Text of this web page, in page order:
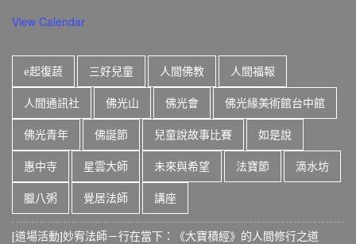
View Calendar
e起復蔬 三好兒童 人間佛教 人間福報
人間通訊社 佛光山 佛光會 佛光緣美術館台中館
佛光青年 佛誕節 兒童說故事比賽 如是說
惠中寺 星雲大師 未來與希望 法寶節 滴水坊
臘八粥 覺居法師 講座
[道場活動]妙宥法師－行在當下：《大寶積經》的人間修行之道